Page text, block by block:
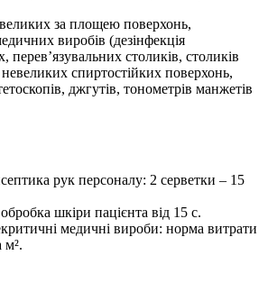
за площею поверхонь,
виробів (дезінфекція
перев’язувальних столиків, столиків
невеликих спиртостійких поверхонь,
джгутів, тонометрів манжетів
рук персоналу: 2 серветки – 15
шкіри пацієнта від 15 с.
медичні вироби: норма витрати
м².